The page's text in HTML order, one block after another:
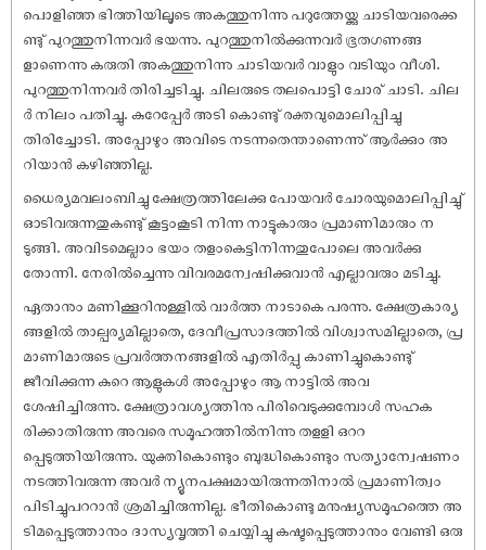
പൊളിഞ്ഞ ഭിത്തിയിലൂടെ അകത്തുനിന്നു പറുത്തേയ്ക്കു ചാടിയവരെക്ക
ണ്ടു് പുറത്തുനിന്നവര്‍ ഭയന്നു. പുറത്തുനില്‍ക്കുന്നവര്‍ ഭൂതഗണങ്ങ
ളാണെന്നു കരുതി അകത്തുനിന്നു ചാടിയവർ വാളും വടിയും വീശി.
പുറത്തുനിന്നവര്‍ തിരിച്ചടിച്ചു. ചിലരുടെ തലപൊട്ടി ചോര് ചാടി. ചില
ര്‍ നിലം പതിച്ചു. കുറേപ്പേര്‍ അടി കൊണ്ടു് രക്തവുമൊലിപ്പിച്ചു
തിരിച്ചോടി. അപ്പോഴും അവിടെ നടന്നതെന്താണെന്നു് ആര്‍ക്കും അ
റിയാന്‍ കഴിഞ്ഞില്ല.
ധൈര്യമവലംബിച്ചു ക്ഷേത്രത്തിലേക്കു പോയവര്‍ ചോരയുമൊലിപ്പിച്ചു്
ഓടിവരുന്നതുകണ്ടു് കൂട്ടംകൂടി നിന്ന നാട്ടുകാരും പ്രമാണിമാരും ന
ടുങ്ങി. അവിടമെല്ലാം ഭയം തളംകെട്ടിനിന്നതുപോലെ അവര്‍ക്കു
തോന്നി. നേരില്‍ച്ചെന്നു വിവരമന്വേഷിക്കുവാന്‍ എല്ലാവരും മടിച്ചു.
ഏതാനും മണിക്കൂറിനുള്ളില്‍ വാര്‍ത്ത നാടാകെ പരന്നു. ക്ഷേത്രകാര്യ
ങ്ങളില്‍ താല്പര്യമില്ലാതെ, ദേവീപ്രസാദത്തില്‍ വിശ്വാസമില്ലാതെ, പ്ര
മാണിമാരുടെ പ്രവര്‍ത്തനങ്ങളില്‍ എതിര്‍പ്പു കാണിച്ചുകൊണ്ടു്
ജീവിക്കുന്ന കുറെ ആളുകള്‍ അപ്പോഴും ആ നാട്ടില്‍ അവ
ശേഷിച്ചിരുന്നു. ക്ഷേത്രാവശ്യത്തിനു പിരിവെടുക്കുമ്പോള്‍ സഹക
രിക്കാതിരുന്ന അവരെ സമൂഹത്തില്‍നിന്നു തളളി ഒററ
പ്പെടുത്തിയിരുന്നു. യുക്തികൊണ്ടും ബുദ്ധികൊണ്ടും സത്യാന്വേഷണം
നടത്തിവരുന്ന അവര്‍ ന്യൂനപക്ഷമായിരുന്നതിനാല്‍ പ്രമാണിത്വം
പിടിച്ചുപററാന്‍ ശ്രമിച്ചിരുന്നില്ല. ഭീതികൊണ്ടു മനുഷ്യസമൂഹത്തെ അ
ടിമപ്പെടുത്താനും ദാസ്യവൃത്തി ചെയ്യിച്ചു കഷ്ടപ്പെടുത്താനും വേണ്ടി ഒരു